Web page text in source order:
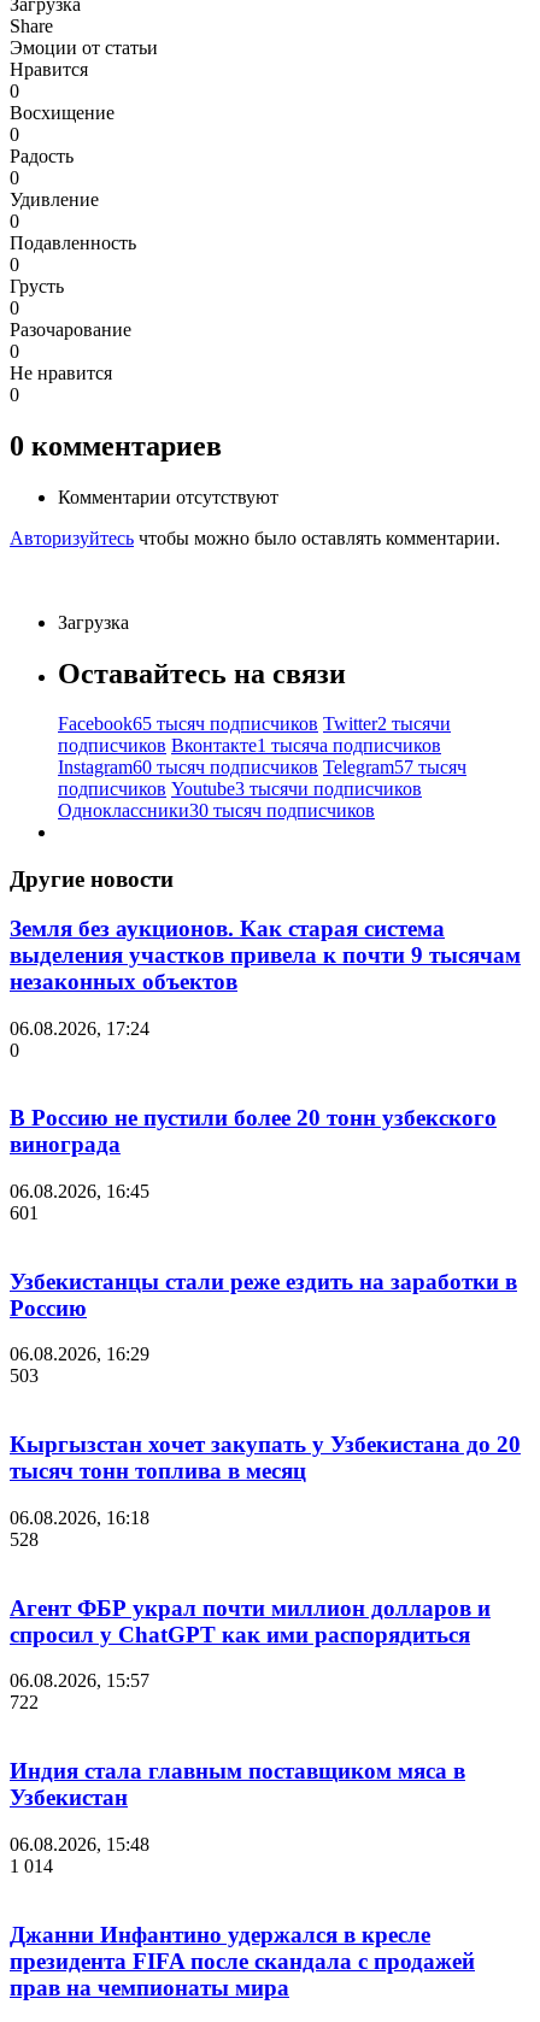
Share
Эмоции от статьи
Нравится
0
Восхищение
0
Радость
0
Удивление
0
Подавленность
0
Грусть
0
Разочарование
0
Не нравится
0
0 комментариев
Комментарии отсутствуют
Авторизуйтесь чтобы можно было оставлять комментарии.
Загрузка
Оставайтесь на связи
Facebook65 тысяч подписчиков Twitter2 тысячи
подписчиков Вконтакте1 тысяча подписчиков
Instagram60 тысяч подписчиков Telegram57 тысяч
подписчиков Youtube3 тысячи подписчиков
Одноклассники30 тысяч подписчиков
Другие новости
Земля без аукционов. Как старая система
выделения участков привела к почти 9 тысячам
незаконных объектов
06.08.2026, 17:24
0
В Россию не пустили более 20 тонн узбекского
винограда
06.08.2026, 16:45
601
Узбекистанцы стали реже ездить на заработки в
Россию
06.08.2026, 16:29
503
Кыргызстан хочет закупать у Узбекистана до 20
тысяч тонн топлива в месяц
06.08.2026, 16:18
528
Агент ФБР украл почти миллион долларов и
спросил у ChatGPT как ими распорядиться
06.08.2026, 15:57
722
Индия стала главным поставщиком мяса в
Узбекистан
06.08.2026, 15:48
1 014
Джанни Инфантино удержался в кресле
президента FIFA после скандала с продажей
прав на чемпионаты мира